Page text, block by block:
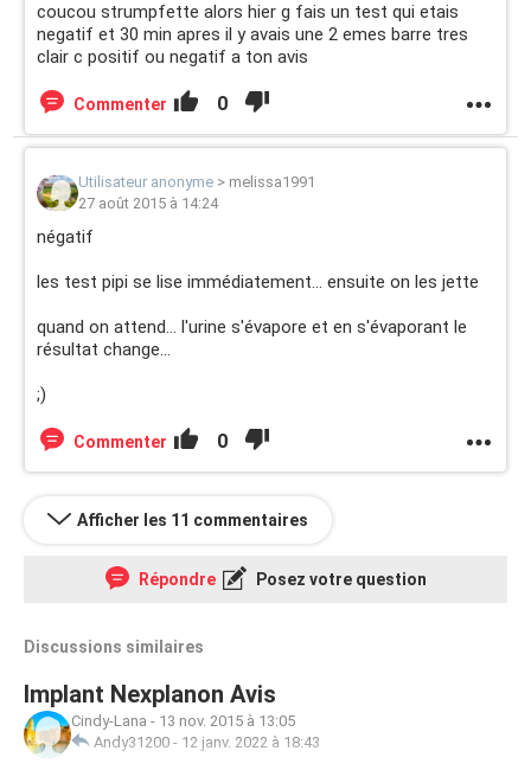
coucou strumpfette alors hier g fais un test qui etais
negatif et 30 min apres il y avais une 2 emes barre tres
clair c positif ou negatif a ton avis
Commenter 0
Utilisateur anonyme > melissa1991
27 août 2015 à 14:24
négatif
les test pipi se lise immédiatement... ensuite on les jette
quand on attend... l'urine s'évapore et en s'évaporant le
résultat change...
;)
Commenter 0
Afficher les 11 commentaires
Répondre Posez votre question
Discussions similaires
Implant Nexplanon Avis
Cindy-Lana - 13 nov. 2015 à 13:05
Andy31200 - 12 janv. 2022 à 18:43